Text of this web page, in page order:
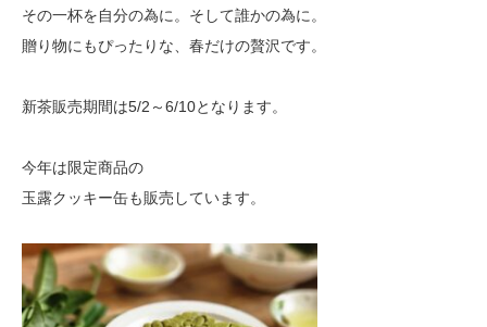
その一杯を自分の為に。そして誰かの為に。
贈り物にもぴったりな、春だけの贅沢です。
新茶販売期間は5/2～6/10となります。
今年は限定商品の
玉露クッキー缶も販売しています。